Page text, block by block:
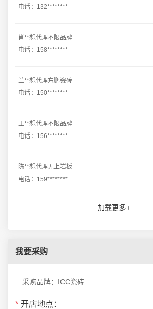
电话：132********
肖**想代理不限品牌
电话：158********
兰**想代理东鹏瓷砖
电话：150********
王**想代理不限品牌
电话：156********
陈**想代理无上岩板
电话：159********
加载更多+
我要采购
采购品牌：ICC瓷砖
* 开店地点：